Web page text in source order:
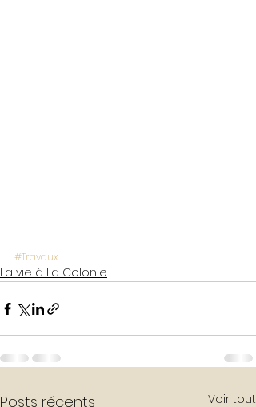
#Travaux
La vie à La Colonie
Posts récents Voir tout